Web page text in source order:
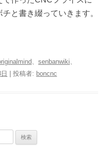
と書き綴っていきます。
、 senbanwiki、
投稿者: boncnc